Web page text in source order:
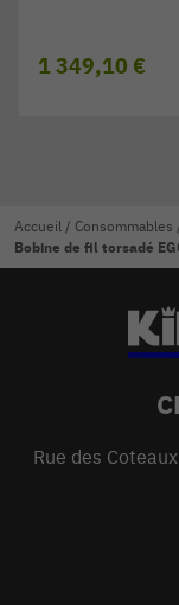
1 349,10 €
Accueil / Consommables
Bobine de fil torsadé
Rue des